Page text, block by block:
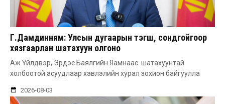
Г.Дамдинням: Улсын дугаарын тэгш, сондгойгоор
хязгаарлан шатахуун олгоно
Аж Үйлдвэр, Эрдэс Баялгийн Яамнаас шатахуунтай
холбоотой асуудлаар хэвлэлийн хурал зохион байгуулла
2026-08-03